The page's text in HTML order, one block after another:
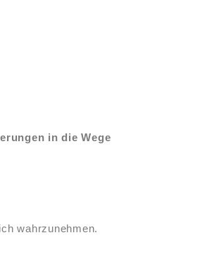
in die Wege
wahrzunehmen.